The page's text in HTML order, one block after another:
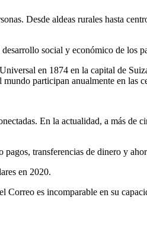
Desde aldeas rurales hasta
social y económico de los
en 1874 en la capital de
participan anualmente en las
En la actualidad, a más de
transferencias de dinero y
en 2020.
es incomparable en su